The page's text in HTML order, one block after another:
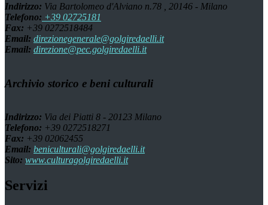
Indirizzo: Via Bartolomeo d'Alviano n.78 , 20146 - Milano
Telefono: +39 02725181
Fax: +39 0272518484
Email: direzionegenerale@golgiredaelli.it
Email: direzione@pec.golgiredaelli.it
Archivio storico e beni culturali
Indirizzo: Via dei Piatti 8 - 20123 Milano
Telefono: +39 0272518271
Fax: +39 02062455
Email: beniculturali@golgiredaelli.it
Sito: www.culturagolgiredaelli.it
Servizi